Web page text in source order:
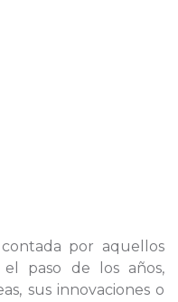
por aquellos
paso de los años,
sus innovaciones o